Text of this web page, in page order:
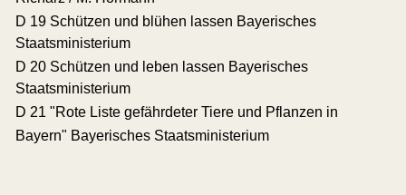
D 19 Schützen und blühen lassen Bayerisches
Staatsministerium
D 20 Schützen und leben lassen Bayerisches
Staatsministerium
D 21 "Rote Liste gefährdeter Tiere und Pflanzen in
Bayern" Bayerisches Staatsministerium